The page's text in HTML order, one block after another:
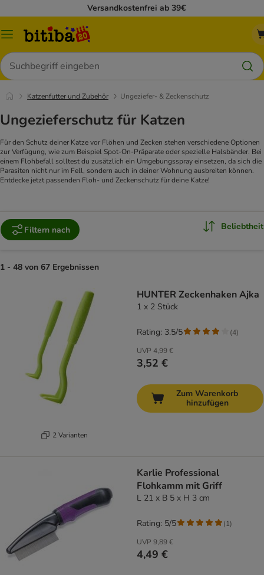
Versandkostenfrei ab 39€
Menü
Suchen
Katzenfutter und Zubehör Ungeziefer- & Zeckenschutz
Ungezieferschutz für Katzen
Für den Schutz deiner Katze vor Flöhen und Zecken stehen verschiedene Optionen
zur Verfügung, wie zum Beispiel Spot-On-Präparate oder spezielle Halsbänder. Bei
einem Flohbefall solltest du zusätzlich ein Umgebungsspray einsetzen, da sich die
Parasiten nicht nur im Fell, sondern auch in deiner Wohnung ausbreiten können.
Entdecke jetzt passenden Floh- und Zeckenschutz für deine Katze!
Filtern nach Beliebtheit
1 - 48 von 67 Ergebnissen
2 Varianten
HUNTER Zeckenhaken Ajka
1 x 2 Stück
UVP 4,99 €
3,52 €
Rating: 3.5/5 (4)
Zum Warenkorb
hinzufügen
Karlie Professional
Flohkamm mit Griff
L 21 x B 5 x H 3 cm
UVP 9,89 €
4,49 €
Rating: 5/5 (1)